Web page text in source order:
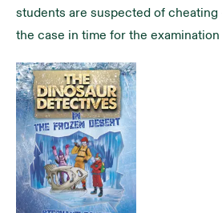
students are suspected of cheating
the case in time for the examination